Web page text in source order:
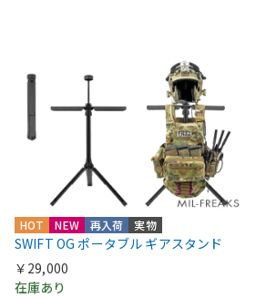
HOT NEW 再入荷 実物
SWIFT OG ポータブル ギアスタンド
￥29,000
在庫あり